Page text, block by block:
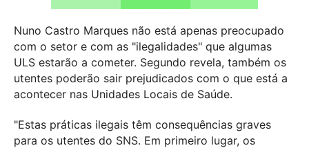
Nuno Castro Marques não está apenas preocupado
com o setor e com as "ilegalidades" que algumas
ULS estarão a cometer. Segundo revela, também os
utentes poderão sair prejudicados com o que está a
acontecer nas Unidades Locais de Saúde.
"Estas práticas ilegais têm consequências graves
para os utentes do SNS. Em primeiro lugar, os